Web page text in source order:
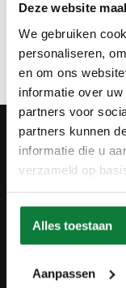
Deze website
We gebruiken
personaliseren,
en om ons
informatie over
partners voor
partners kunnen
informatie die u
verzameld op
Alles toestaan
Aanpassen
Info
Producten
Tafels
Wanddecoratie
Olie en onderhoud
Over ons